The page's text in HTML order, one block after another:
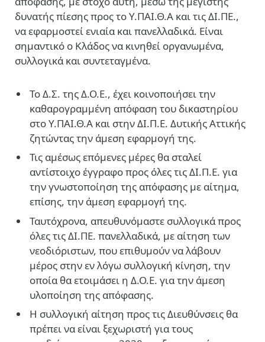
δυνατής πίεσης προς το Υ.ΠΑΙ.Θ.Α και τις ΔΙ.ΠΕ.,
να εφαρμοστεί ενιαία και πανελλαδικά. Είναι
σημαντικό ο Κλάδος να κινηθεί οργανωμένα,
συλλογικά και συντεταγμένα.
Το Δ.Σ. της Δ.Ο.Ε., έχει κοινοποιήσει την
καθαρογραμμένη απόφαση του δικαστηρίου
στο Υ.ΠΑΙ.Θ.Α και στην ΔΙ.Π.Ε. Δυτικής Αττικής
ζητώντας την άμεση εφαρμογή της.
Τις αμέσως επόμενες μέρες θα σταλεί
αντίστοιχο έγγραφο προς όλες τις ΔΙ.Π.Ε. για
την γνωστοποίηση της απόφασης με αίτημα,
επίσης, την άμεση εφαρμογή της.
Ταυτόχρονα, απευθυνόμαστε συλλογικά προς
όλες τις ΔΙ.ΠΕ. πανελλαδικά, με αίτηση των
νεοδιόριστων, που επιθυμούν να λάβουν
μέρος στην εν λόγω συλλογική κίνηση, την
οποία θα ετοιμάσει η Δ.Ο.Ε. για την άμεση
υλοποίηση της απόφασης.
Η συλλογική αίτηση προς τις Διευθύνσεις θα
πρέπει να είναι ξεχωριστή για τους